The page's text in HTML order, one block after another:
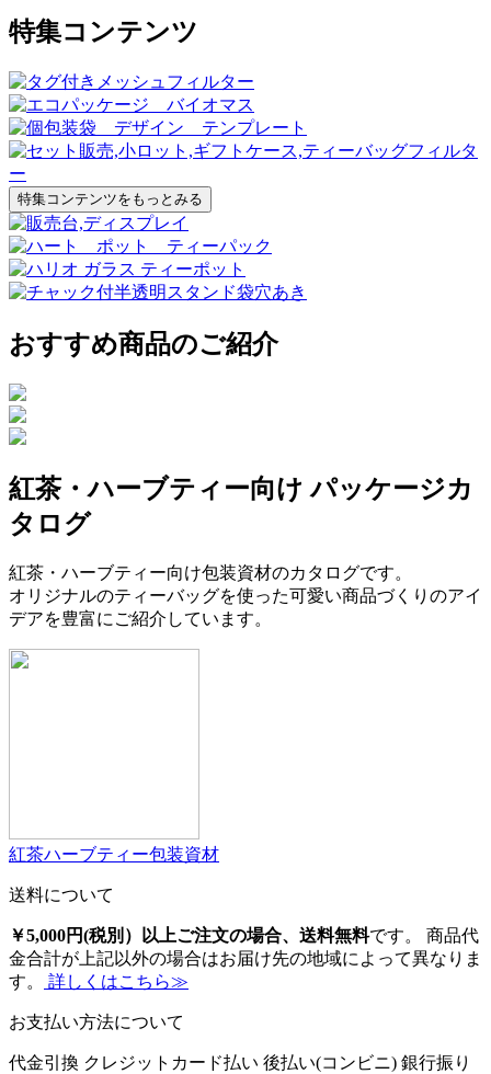
特集コンテンツ
特集コンテンツをもっとみる
おすすめ商品のご紹介
紅茶・ハーブティー向け パッケージカ
タログ
紅茶・ハーブティー向け包装資材のカタログです。
オリジナルのティーバッグを使った可愛い商品づくりのアイ
デアを豊富にご紹介しています。
紅茶ハーブティー包装資材
送料について
￥5,000円(税別）以上ご注文の場合、送料無料です。 商品代
金合計が上記以外の場合はお届け先の地域によって異なりま
す。
詳しくはこちら≫
お支払い方法について
代金引換 クレジットカード払い 後払い(コンビニ) 銀行振り